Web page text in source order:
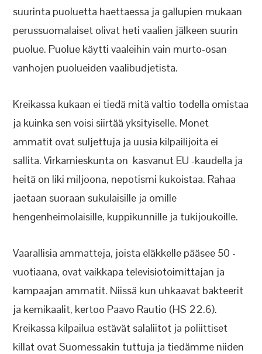
suurinta puoluetta haettaessa ja gallupien mukaan
perussuomalaiset olivat heti vaalien jälkeen suurin
puolue. Puolue käytti vaaleihin vain murto-osan
vanhojen puolueiden vaalibudjetista.
Kreikassa kukaan ei tiedä mitä valtio todella omistaa
ja kuinka sen voisi siirtää yksityiselle. Monet
ammatit ovat suljettuja ja uusia kilpailijoita ei
sallita. Virkamieskunta on kasvanut EU -kaudella ja
heitä on liki miljoona, nepotismi kukoistaa. Rahaa
jaetaan suoraan sukulaisille ja omille
hengenheimolaisille, kuppikunnille ja tukijoukoille.
Vaarallisia ammatteja, joista eläkkelle pääsee 50 -
vuotiaana, ovat vaikkapa televisiotoimittajan ja
kampaajan ammatit. Niissä kun uhkaavat bakteerit
ja kemikaalit, kertoo Paavo Rautio (HS 22.6).
Kreikassa kilpailua estävät salaliitot ja poliittiset
killat ovat Suomessakin tuttuja ja tiedämme niiden